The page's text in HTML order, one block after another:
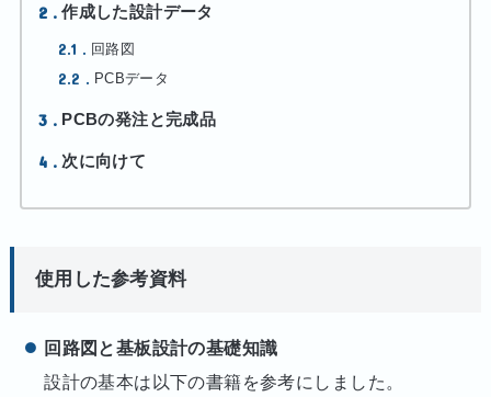
2 作成した設計データ
2.1 回路図
2.2 PCBデータ
3 PCBの発注と完成品
4 次に向けて
使用した参考資料
回路図と基板設計の基礎知識
設計の基本は以下の書籍を参考にしました。